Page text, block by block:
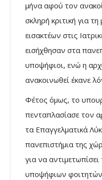
μήνα αφού τον
σκληρή κριτική για
εισακτέων στις
εισήχθησαν στα
υποψήφιοι, ενώ η
ανακοινωθεί έκανε
Φέτος όμως, το
πενταπλασίασε τον
τα Επαγγελματικά
πανεπιστήμια της
για να
υποψήφιων